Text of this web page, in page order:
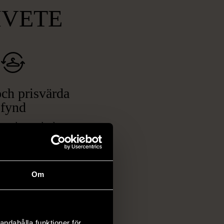
Om
prisvärda
fynd
ett brett utbud av
kläder och möbler
elektronik i våra
föremål som
vanliga butiker.